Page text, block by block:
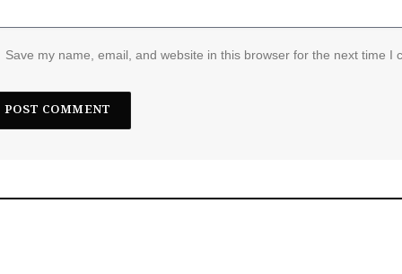
Save my name, email, and website in this browser for the next time I